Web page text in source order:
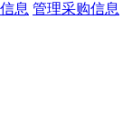
息 管理采购信息